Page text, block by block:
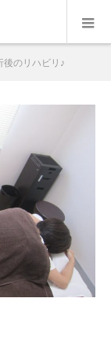
後のリハビリ♪